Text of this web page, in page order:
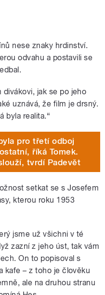
nese znaky hrdinství.
odvahu a postavili se
jak se po jeho
uznává, že film je drsný.
byla realita.“
pro třetí odboj
říká Tomek.
tvrdí Padevět
setkat se s Josefem
kterou roku 1953
jsme už všichni v té
zazní z jeho úst, tak vám
On to popisoval s
kafe – z toho je člověku
ale na druhou stranu